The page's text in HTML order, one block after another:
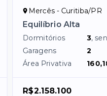
Mercês - Curitiba/PR
Equilíbrio Alta
Dormitórios 3,
Garagens
2
Área Privativa
R$2.158.100